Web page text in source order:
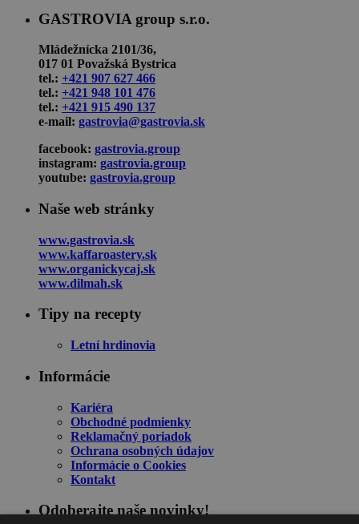
GASTROVIA group s.r.o.
Mládežnícka 2101/36,
017 01 Považská Bystrica
tel.: +421 907 627 466
tel.: +421 948 101 476
tel.: +421 915 490 137
e-mail: gastrovia@gastrovia.sk
facebook: gastrovia.group
instagram: gastrovia.group
youtube: gastrovia.group
Naše web stránky
www.gastrovia.sk
www.kaffaroastery.sk
www.organickycaj.sk
www.dilmah.sk
Tipy na recepty
Letní hrdinovia
Informácie
Kariéra
Obchodné podmienky
Reklamačný poriadok
Ochrana osobných údajov
Informácie o Cookies
Kontakt
Odoberajte naše novinky!